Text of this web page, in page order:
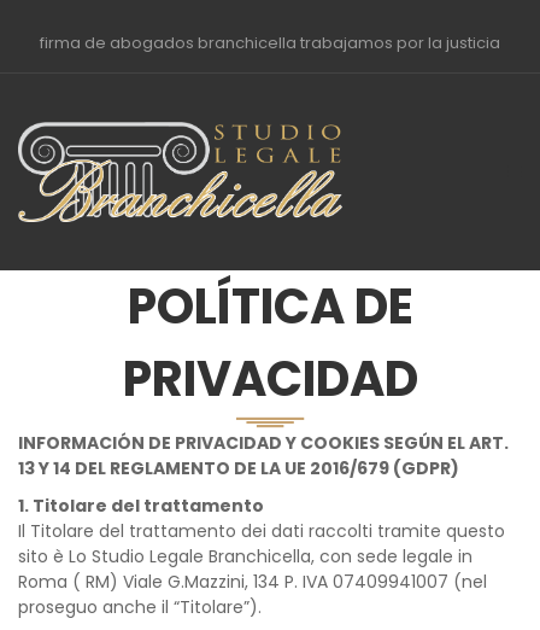
firma de abogados branchicella trabajamos por la justicia
POLÍTICA DE
PRIVACIDAD
INFORMACIÓN DE PRIVACIDAD Y COOKIES SEGÚN EL ART.
13 Y 14 DEL REGLAMENTO DE LA UE 2016/679 (GDPR)
1. Titolare del trattamento
Il Titolare del trattamento dei dati raccolti tramite questo
sito è Lo Studio Legale Branchicella, con sede legale in
Roma ( RM) Viale G.Mazzini, 134 P. IVA 07409941007 (nel
proseguo anche il “Titolare”).